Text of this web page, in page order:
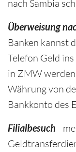
nach Sambia
Überweisung
Banken kannst
Telefon Geld
in ZMW
Währung von
Bankkonto des
Filialbesuch -